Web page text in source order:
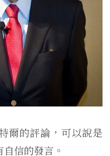
爾的評論，可以說是
信的發言。